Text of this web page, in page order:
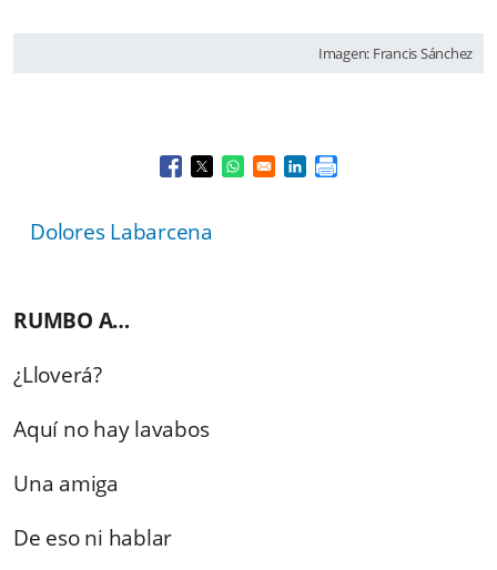
Imagen: Francis Sánchez
Opens in a new window
Opens in a new window
Opens in a new window
Opens in a new window
Dolores Labarcena
RUMBO A…
¿Lloverá?
Aquí no hay lavabos
Una amiga
De eso ni hablar